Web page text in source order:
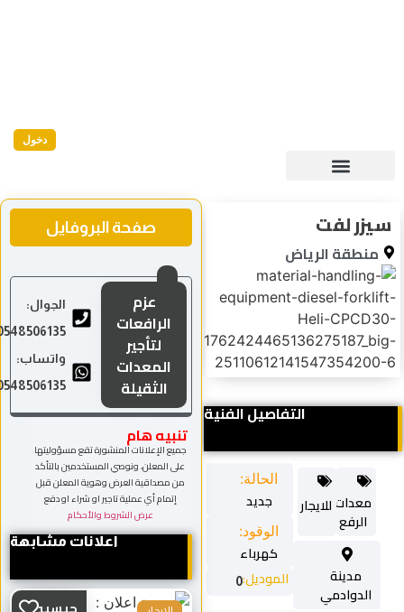
دخول
لفت
منطقة الرياض
التفاصيل الفنية
الحالة:
جديد
الوقود:
كهرباء
الموديل:0
مدينة
الدوادمي
معدات
الرفع
للايجار
صفحة البروفايل
عزم
الرافعات
لتأجير
المعدات
الثقيلة
الجوال:
0548506135
واتساب:
0548506135
تنبيه هام
جميع الإعلانات المنشورة تقع مسؤوليتها
على المعلن، ونوصي المستخدمين بالتأكد
من مصداقية العرض وهوية المعلن قبل
إتمام أي عملية تاجير او شراء او دفع
عرض الشروط والأحكام
اعلانات مشابهة